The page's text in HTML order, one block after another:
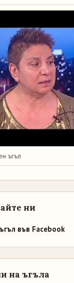
ъгъл
ни
във Facebook
на ъгъла